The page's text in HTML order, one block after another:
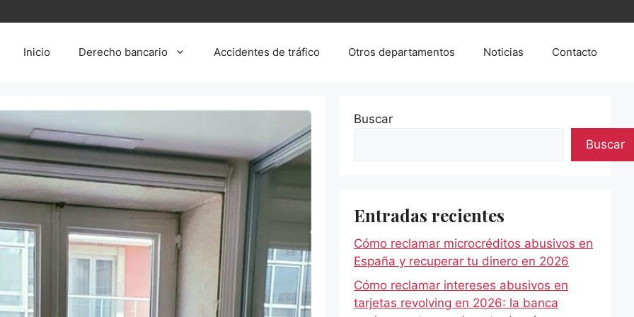
Inicio Derecho bancario Accidentes de tráfico Otros departamentos Noticias Contacto
Buscar
Buscar
Entradas recientes
Cómo reclamar microcréditos abusivos en
España y recuperar tu dinero en 2026
Cómo reclamar intereses abusivos en
tarjetas revolving en 2026: la banca